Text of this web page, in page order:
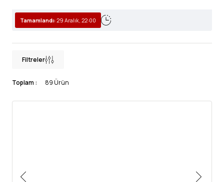
Tamamlandı:29 Aralık, 22:00
Filtreler
Toplam : 89 Ürün